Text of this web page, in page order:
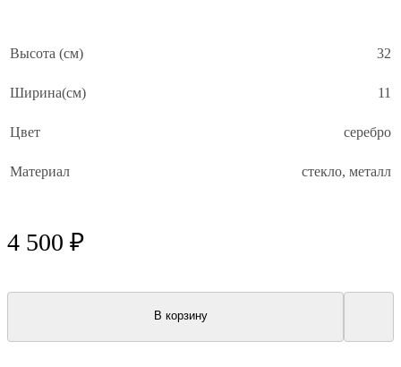
Высота (см) 32
Ширина(см) 11
Цвет серебро
Материал стекло, металл
4 500 ₽
В корзину